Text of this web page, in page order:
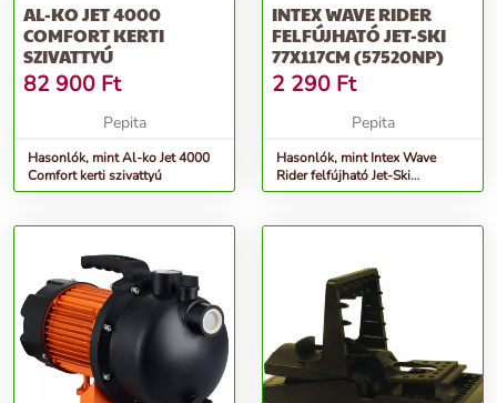
AL-KO JET 4000
COMFORT KERTI
SZIVATTYÚ
82 900 Ft
Pepita
Hasonlók, mint Al-ko Jet 4000
Comfort kerti szivattyú
INTEX WAVE RIDER
FELFÚJHATÓ JET-SKI
77X117CM (57520NP)
2 290 Ft
Pepita
Hasonlók, mint Intex Wave
Rider felfújható Jet-Ski
77x117cm (57520NP)